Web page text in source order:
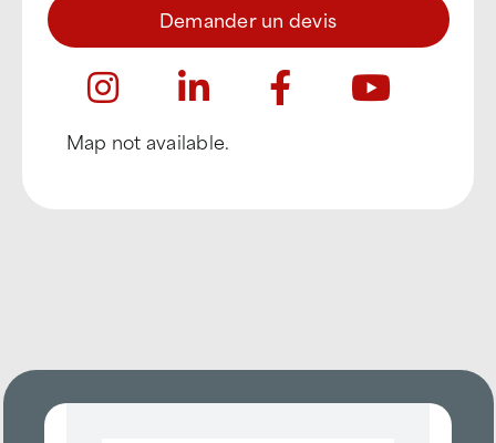
Demander un devis
Map not available.